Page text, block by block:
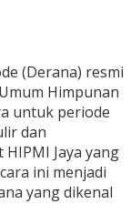
(Derana) resmi
Himpunan
untuk periode
dan
Jaya yang
ini menjadi
yang dikenal